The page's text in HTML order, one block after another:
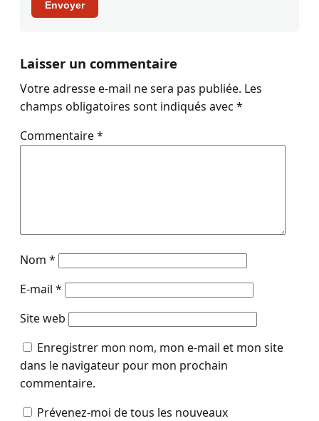
Envoyer
Laisser un commentaire
Votre adresse e-mail ne sera pas publiée. Les
champs obligatoires sont indiqués avec *
Commentaire*
Nom *
E-mail *
Site web
Enregistrer mon nom, mon e-mail et mon site
dans le navigateur pour mon prochain
commentaire.
Prévenez-moi de tous les nouveaux